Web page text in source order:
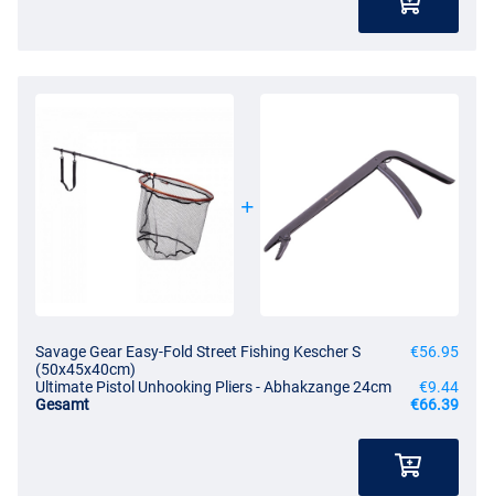
Savage Gear Easy-Fold Street Fishing Kescher S
(50x45x40cm)
€56.95
Ultimate Pistol Unhooking Pliers - Abhakzange 24cm
€9.44
Gesamt
€66.39